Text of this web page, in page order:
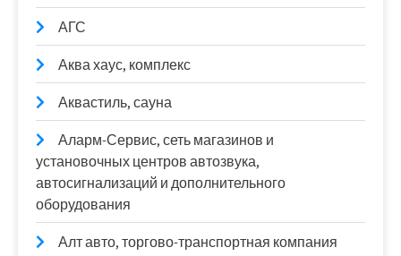
АГС
Аква хаус, комплекс
Аквастиль, сауна
Аларм-Сервис, сеть магазинов и
установочных центров автозвука,
автосигнализаций и дополнительного
оборудования
Алт авто, торгово-транспортная компания